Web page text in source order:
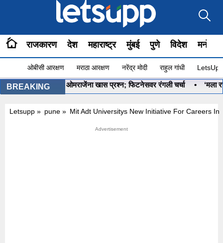
राजकारण देश महाराष्ट्र मुंबई पुणे विदेश
ओबीसी आरक्षण मराठा आरक्षण नरेंद्र मोदी राहुल गांधी
BREAKING
PM मोदींचा ओमराजेंना खास प्रश्न; फिटनेसवर रंगली चर्चा • ‘मला
Letsupp » pune » Mit Adt Universitys New Initiative For Careers In